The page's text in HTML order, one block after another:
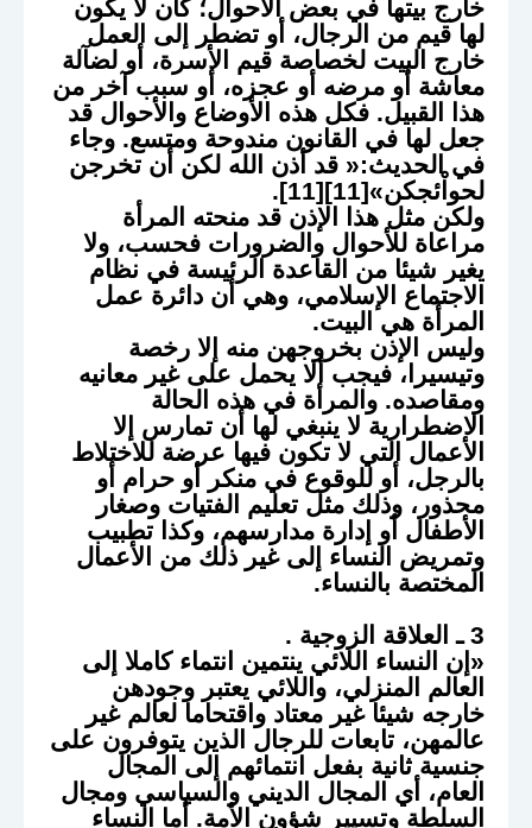
خارج بيتها في بعض الأحوال؛ كأن لا يكون
لها قيم من الرجال، أو تضطر إلى العمل
خارج البيت لخصاصة قيم الأسرة، أو لضآلة
معاشة أو مرضه أو عجزه، أو سبب آخر من
هذا القبيل. فكل هذه الأوضاع والأحوال قد
جعل لها في القانون مندوحة ومتسع. وجاء
في الحديث:« قد أذن الله لكن أن تخرجن
لحواْئجكن»[11][11].
ولكن مثل هذا الإذن قد منحته المرأة
مراعاة للأحوال والضرورات فحسب، ولا
يغير شيئا من القاعدة الرئيسة في نظام
الاجتماع الإسلامي، وهي أن دائرة عمل
المرأة هي البيت.
وليس الإذن بخروجهن منه إلا رخصة
وتيسيرا، فيجب ألا يحمل على غير معانيه
ومقاصده. والمرأة في هذه الحالة
الاضطرارية لا ينبغي لها أن تمارس إلا
الأعمال التي لا تكون فيها عرضة للاختلاط
بالرجل، أو للوقوع في منكر أو حرام أو
محذور، وذلك مثل تعليم الفتيات وصغار
الأطفال أو إدارة مدارسهم، وكذا تطبيب
وتمريض النساء إلى غير ذلك من الأعمال
المختصة بالنساء.
3 ـ
العلاقة الزوجية .
«إن النساء اللائي ينتمين انتماء كاملا إلى
العالم المنزلي، واللائي يعتبر وجودهن
خارجه شيئا غير معتاد واقتحاما لعالم غير
عالمهن، تابعات للرجال الذين يتوفرون على
جنسية ثانية بفعل انتمائهم إلى المجال
العام، أي المجال الديني والسياسي ومجال
السلطة وتسيير شؤون الأمة. أما النساء